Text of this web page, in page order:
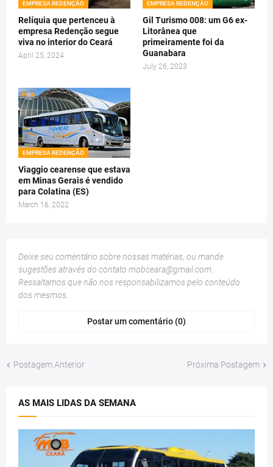
EMPRESA REDENÇÃO
Relíquia que pertenceu à
empresa Redenção segue
viva no interior do Ceará
April 25, 2024
EMPRESA REDENÇÃO
Gil Turismo 008: um G6 ex-
Litorânea que
primeiramente foi da
Guanabara
July 26, 2023
EMPRESA REDENÇÃO
Viaggio cearense que estava
em Minas Gerais é vendido
para Colatina (ES)
March 16, 2022
Deixe seu comentário sobre nossas matérias, ou mande
sugestões através do contato mobceara@gmail.com
Ressaltamos que não nos responsabilizamos pelo conteúdo
dos mesmos.
Postar um comentário (0)
Postagem Anterior Próxima Postagem
AS MAIS LIDAS DA SEMANA